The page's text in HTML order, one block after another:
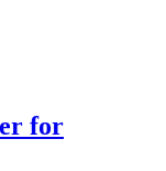
for